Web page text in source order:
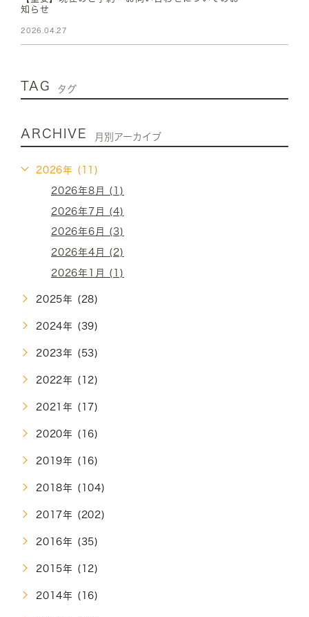
知らせ
2026.04.27
TAG タグ
ARCHIVE 月別アーカイブ
2026年 (11)
2026年8月 (1)
2026年7月 (4)
2026年6月 (3)
2026年4月 (2)
2026年1月 (1)
2025年 (28)
2024年 (39)
2023年 (53)
2022年 (12)
2021年 (17)
2020年 (16)
2019年 (16)
2018年 (104)
2017年 (202)
2016年 (35)
2015年 (12)
2014年 (16)